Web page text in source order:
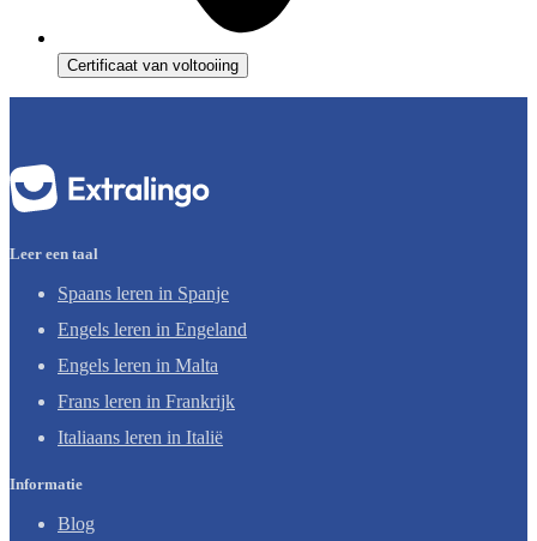
Certificaat van voltooiing
Leer een taal
Spaans leren in Spanje
Engels leren in Engeland
Engels leren in Malta
Frans leren in Frankrijk
Italiaans leren in Italië
Informatie
Blog